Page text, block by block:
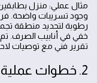
مثال عملي: منزل
وجود تسريبات واضحة.
رطوبة لتحديد منطقة
خفي في أنابيب الصرف. تم
تقرير فني مع توصيات
2. خطوات عملية لفحص التسريبات